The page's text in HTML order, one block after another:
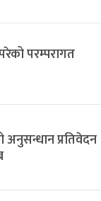
परम्परागत
अनुसन्धान प्रतिवेदन